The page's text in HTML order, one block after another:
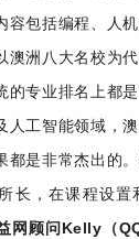
容包括编程、人
澳洲八大名校为
的专业排名上都
人工智能领域，
都是非常杰出的
长，在课程设置
网顾问Kelly（